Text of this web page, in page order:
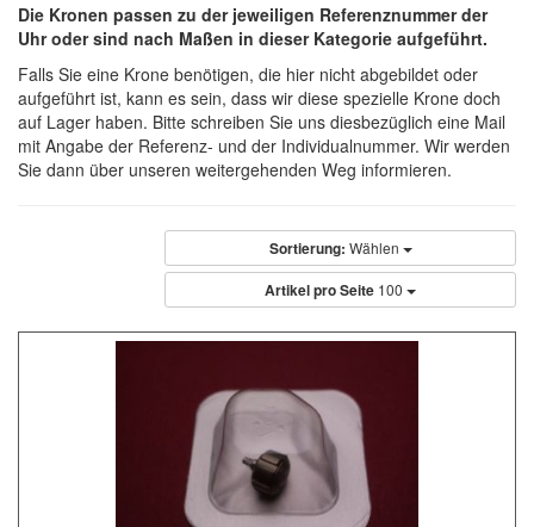
Die Kronen passen zu der jeweiligen Referenznummer der
Uhr oder sind nach Maßen in dieser Kategorie aufgeführt.
Falls Sie eine Krone benötigen, die hier nicht abgebildet oder
aufgeführt ist, kann es sein, dass wir diese spezielle Krone doch
auf Lager haben. Bitte schreiben Sie uns diesbezüglich eine Mail
mit Angabe der Referenz- und der Individualnummer. Wir werden
Sie dann über unseren weitergehenden Weg informieren.
Sortierung: Wählen
Artikel pro Seite 100